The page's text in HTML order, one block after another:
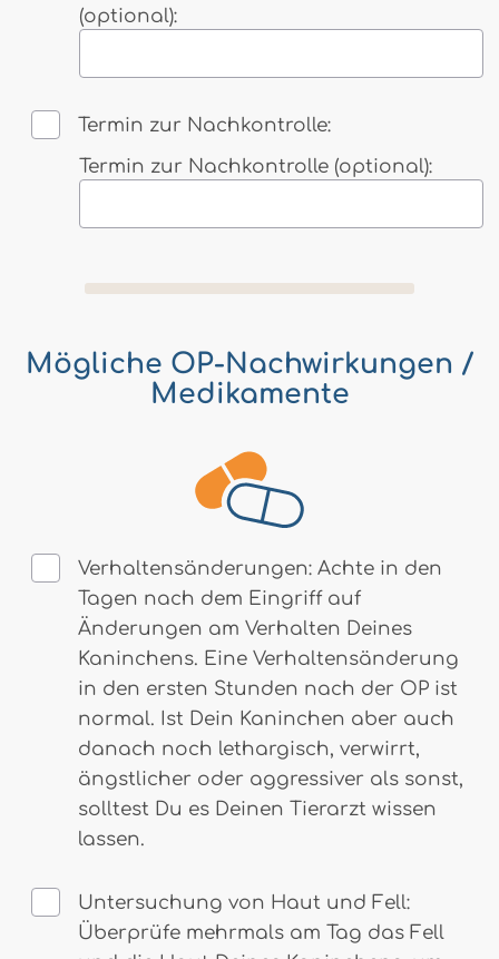
(optional):
Termin zur Nachkontrolle:
Termin zur Nachkontrolle (optional):
Mögliche OP-Nachwirkungen /
Medikamente
Verhaltensänderungen: Achte in den
Tagen nach dem Eingriff auf
Änderungen am Verhalten Deines
Kaninchens. Eine Verhaltensänderung
in den ersten Stunden nach der OP ist
normal. Ist Dein Kaninchen aber auch
danach noch lethargisch, verwirrt,
ängstlicher oder aggressiver als sonst,
solltest Du es Deinen Tierarzt wissen
lassen.
Untersuchung von Haut und Fell:
Überprüfe mehrmals am Tag das Fell